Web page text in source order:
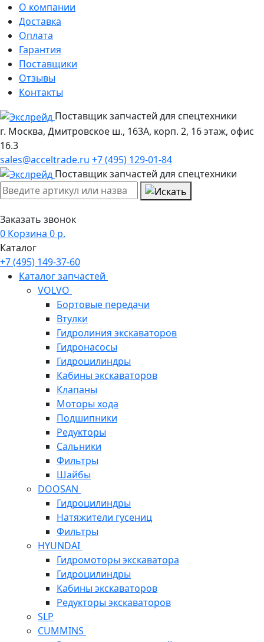
О компании
Доставка
Оплата
Гарантия
Поставщики
Отзывы
Контакты
Поставщик запчастей для спецтехники
г. Москва, Дмитровское ш., 163А, корп. 2, 16 этаж, офис
16.3
sales@acceltrade.ru +7 (495) 129-01-84
Поставщик запчастей для спецтехники
Заказать звонок
0 Корзина 0 р.
Каталог
+7 (495) 149-37-60
Каталог запчастей
VOLVO
Бортовые передачи
Втулки
Гидролиния экскаваторов
Гидронасосы
Гидроцилиндры
Кабины экскаваторов
Клапаны
Моторы хода
Подшипники
Редукторы
Сальники
Фильтры
Шайбы
DOOSAN
Гидроцилиндры
Натяжители гусениц
Фильтры
HYUNDAI
Гидромоторы экскаватора
Гидроцилиндры
Кабины экскаваторов
Редукторы экскаваторов
SLP
CUMMINS